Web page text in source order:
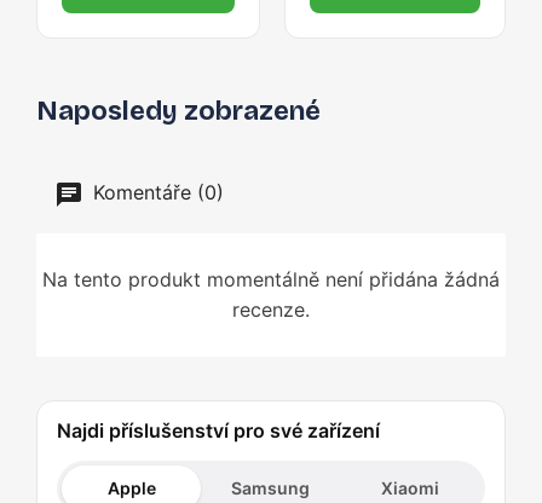
Naposledy zobrazené
Komentáře (0)
Na tento produkt momentálně není přidána žádná
recenze.
Najdi příslušenství pro své zařízení
Apple Samsung Xiaomi